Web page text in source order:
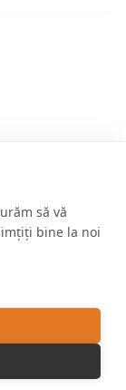
să vă
bine la noi
aplică
Politica de